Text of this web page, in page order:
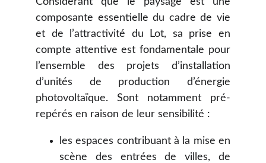
composante essentielle du cadre de vie
et de l’attractivité du Lot, sa prise en
compte attentive est fondamentale pour
l’ensemble des projets d’installation
d’unités de production d’énergie
photovoltaïque. Sont notamment pré-
repérés en raison de leur sensibilité :
les espaces contribuant à la mise en
scène des entrées de villes, de